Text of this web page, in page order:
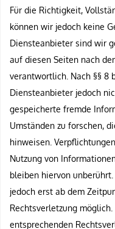
Für die Richtigkeit,
können wir jedoch keine
Diensteanbieter sind wir
auf diesen Seiten nach
verantwortlich. Nach §§ 8
Diensteanbieter jedoch
gespeicherte fremde
Umständen zu forschen,
hinweisen.
Nutzung von
bleiben hiervon
jedoch erst ab dem
Rechtsverletzung
entsprechenden